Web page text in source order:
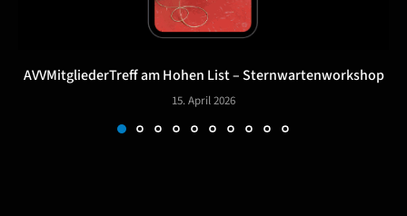
AVVMitgliederTreff am Hohen List – Sternwartenworkshop
15. April 2026